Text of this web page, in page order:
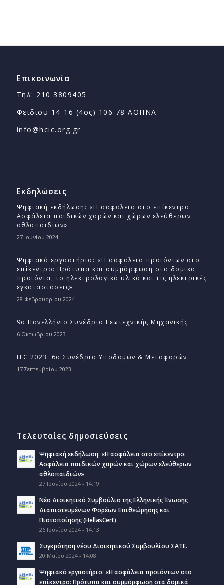
Επικοινωνία
Τηλ: 210 3809405
Φειδιου 14-16 (4ος) 106 78 ΑΘΗΝΑ
info@hcic.org.gr
Εκδηλώσεις
Ψηφιακή εκδήλωση: «Η ασφάλεια στο επίκεντρο:
Ασφάλεια παιδικών χαρών και χώρων ελεύθερων
αθλοπαιδιών»
27 Ιουνίου 2024
Ψηφιακό εργαστήριο: «Η ασφάλεια προϊόντων στο
επίκεντρο: Πρότυπα και συμμόρφωση στα δομικά
προϊόντα, το ηλεκτρολογικό υλικό και τις ηλεκτρικές
εγκαταστάσεις»
28 Φεβρουαρίου 2024
9ο Πανελλήνιο Συνέδριο Γεωτεχνικής Μηχανικής
6 Οκτωβρίου 2023
ITC 2023: 6ο Συνέδριο Υποδομών & Μεταφορών
17 Σεπτεμβρίου 2023
Τελευταίες δημοσιεύσεις
Ψηφιακή εκδήλωση: «Η ασφάλεια στο επίκεντρο:
Ασφάλεια παιδικών χαρών και χώρων ελεύθερων
αθλοπαιδιών»
27 Ιουνίου 2024 - 14:19
Νέο Διοικητικό Συμβούλιο της Ελληνικής Ένωσης
Διαπιστευμένων Φορέων Επιθεώρησης και
Πιστοποίησης (HellasCert)
26 Ιουνίου 2024 - 14:13
Συγκρότηση νέου Διοικητικού Συμβουλίου ΣΑΤΕ.
20 Μαΐου 2024 - 14:08
Ψηφιακό εργαστήριο: «Η ασφάλεια προϊόντων στο
επίκεντρο: Πρότυπα και συμμόρφωση στα δομικά